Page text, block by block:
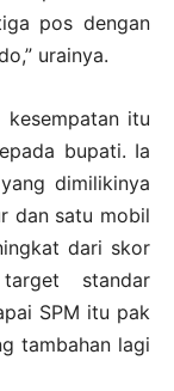
pos dengan
urainya.
itu
bupati. Ia
dimilikinya
dan satu mobil
dari skor
standar
SPM itu pak
tambahan lagi